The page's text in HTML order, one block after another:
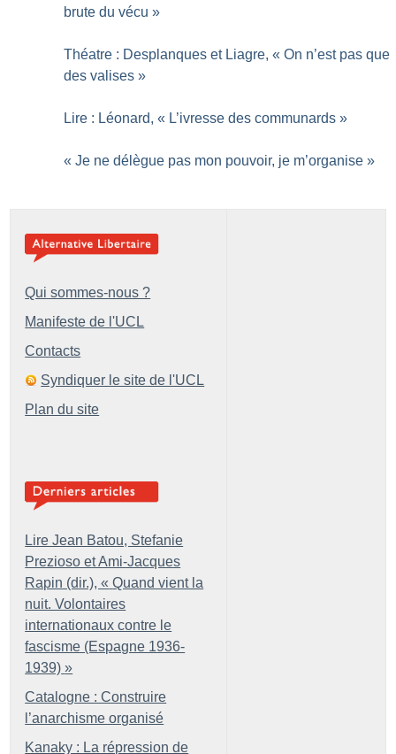
brute du vécu »
Théatre : Desplanques et Liagre, « On n’est pas que
des valises »
Lire : Léonard, « L’ivresse des communards »
« Je ne délègue pas mon pouvoir, je m’organise »
Qui sommes-nous ?
Manifeste de l'UCL
Contacts
Syndiquer le site de l'UCL
Plan du site
Lire Jean Batou, Stefanie
Prezioso et Ami-Jacques
Rapin (dir.), « Quand vient la
nuit. Volontaires
internationaux contre le
fascisme (Espagne 1936-
1939) »
Catalogne : Construire
l’anarchisme organisé
Kanaky : La répression de